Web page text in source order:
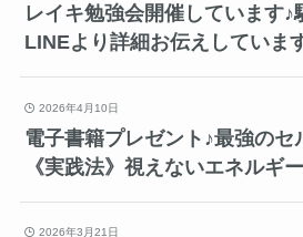
レイキ勉強会開催しています♪
LINEより詳細お伝えしていま
2026年4月10日
電子書籍プレゼント♪最強のセ
《実践法》視えないエネルギ
2026年3月21日